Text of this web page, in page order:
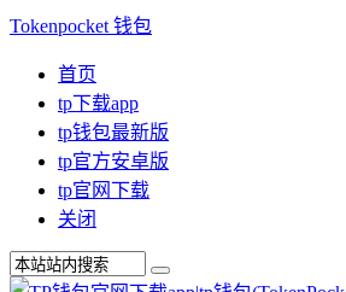
Tokenpocket 钱包
首页
tp下载app
tp钱包最新版
tp官方安卓版
tp官网下载
关闭